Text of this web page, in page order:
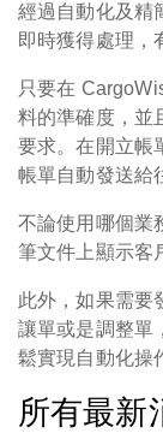
經過自動化及精
即時獲得處理，
只要在
料的準確度，並
要求。在開立帳
帳單自動發送給
不論使用哪個業
筆文件上顯示客
此外，如果需要
讓單或是調整單
鬆實現自動化操
所有最新